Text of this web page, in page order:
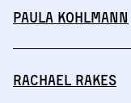
Paula Kohlmann
Rachael Rakes